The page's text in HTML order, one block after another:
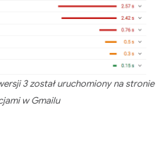
3 został uruchomiony na stronie
w Gmailu